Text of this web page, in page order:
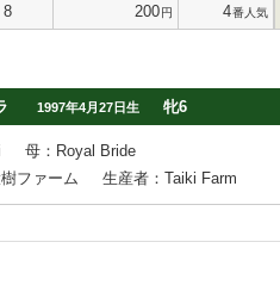
8 200円 4番人気
1997年4月27日生 牝6
母：Royal Bride
ファーム
生産者：Taiki Farm